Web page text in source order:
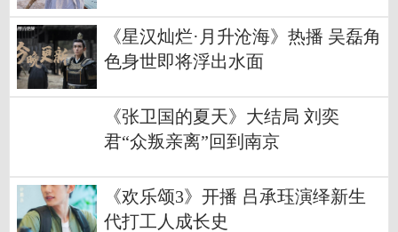
《星汉灿烂·月升沧海》热播 吴磊角
色身世即将浮出水面
《张卫国的夏天》大结局 刘奕
君“众叛亲离”回到南京
《欢乐颂3》开播 吕承珏演绎新生
代打工人成长史